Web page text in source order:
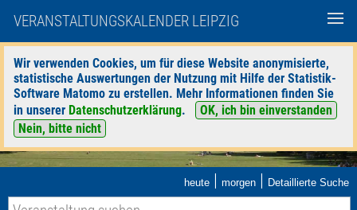
VERANSTALTUNGSKALENDER LEIPZIG
Wir verwenden Cookies, um für diese Website anonymisierte,
statistische Auswertungen der Nutzung mit Hilfe der Statistik-
Software Matomo zu erstellen. Mehr Informationen finden Sie
in unserer Datenschutzerklärung.
OK, ich bin einverstanden
Nein, bitte nicht
heute | morgen | Detaillierte Suche